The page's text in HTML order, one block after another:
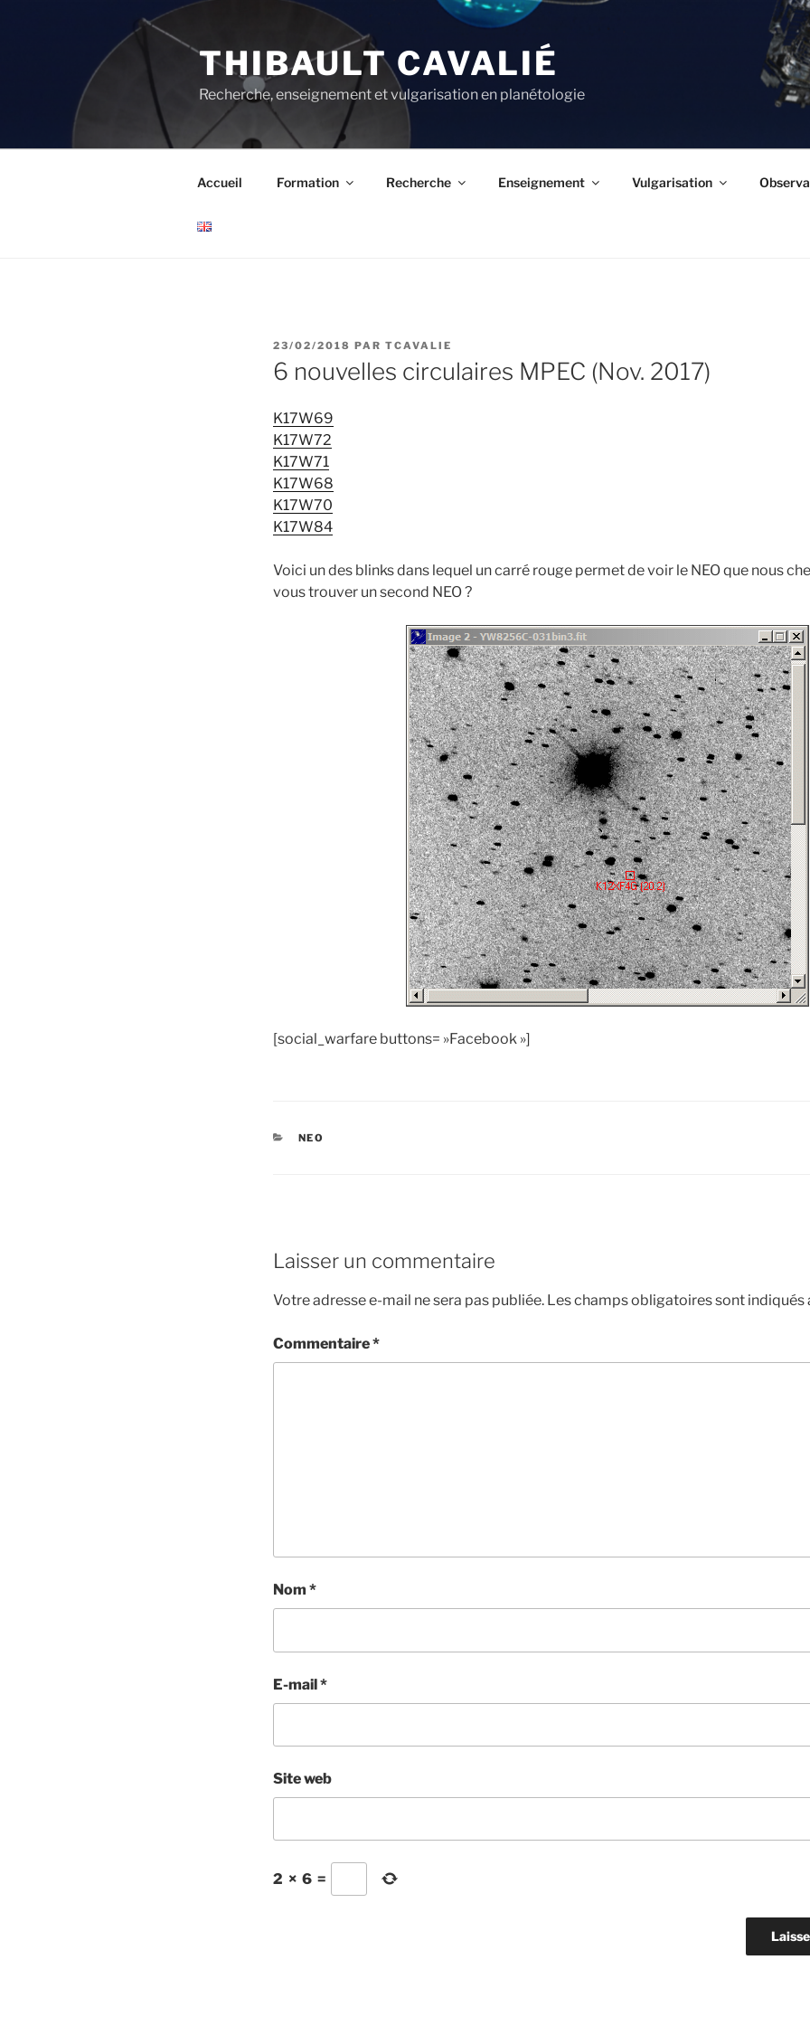
THIBAULT CAVALIÉ
Recherche, enseignement et vulgarisation en planétologie
Accueil Formation Recherche Enseignement Vulgarisation
PUBLIÉ
LE
23/02/2018 PAR TCAVALIE
6 nouvelles circulaires MPEC (Nov. 2017)
K17W69
K17W72
K17W71
K17W68
K17W70
K17W84
Voici un des blinks dans lequel un carré rouge permet de voir le NEO que nous
vous trouver un second NEO ?
[social_warfare buttons= »Facebook »]
CATÉGORIES
NEO
Laisser un commentaire
Votre adresse e-mail ne sera pas publiée. Les champs obligatoires sont indiqués
Commentaire*
Nom *
E-mail*
Site web
2 × 6 =